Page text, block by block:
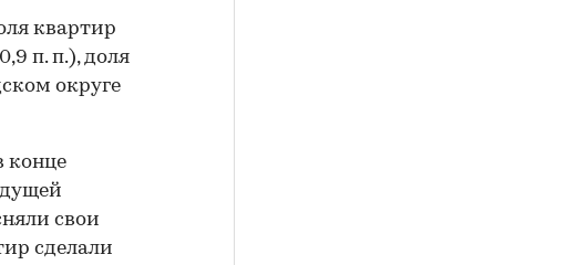
квартир
п. п.), доля
округе
конце
свои
сделали